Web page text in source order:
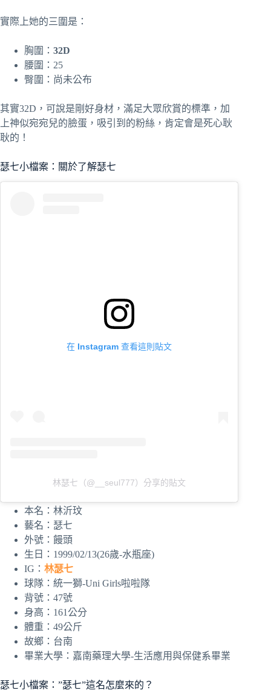
實際上她的三圍是：
胸圍： 32D
腰圍：25
臀圍：尚未公布
其實32D，可說是剛好身材，滿足大眾欣賞的標準，加
上神似宛宛兒的臉蛋，吸引到的粉絲，肯定會是死心耿
耿的！
瑟七小檔案：關於了解瑟七
在 Instagram 查看這則貼文
林瑟七（@__seul777）分享的貼文
本名：林沂玟
藝名：瑟七
外號：饅頭
生日：1999/02/13(26歲-水瓶座)
IG： 林瑟七
球隊：統一獅-Uni Girls啦啦隊
背號：47號
身高：161公分
體重：49公斤
故鄉：台南
畢業大學：嘉南藥理大學-生活應用與保健系畢業
瑟七小檔案：”瑟七”這名怎麼來的？